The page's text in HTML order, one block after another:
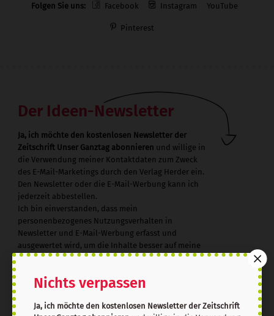
Folgen Sie uns: Facebook Instagram YouTube
Pinterest
Der Ideen-Newsletter
Ja, ich möchte den kostenlosen Newsletter der
Zeitschrift Unser Ganztag abonnieren und willige in
die Verwendung meiner Kontaktdaten zum Zweck
des E-Mail-Marketings durch den Verlag Herder ein.
Den Newsletter oder die E-Mail-Werbung kann ich
jederzeit abbestellen.
Ich bin einverstanden, dass mein
personenbezogenes Nutzungsverhalten in
Newsletter und E-Mail-Werbung erfasst und
ausgewertet wird, um die Inhalte besser auf meine
Interessen auszurichten. Über einen Link in
jederzeit ausschalten.
unserenDatenschutzhinweisen.
Nichts verpassen
Ja, ich möchte den kostenlosen Newsletter der Zeitschrift